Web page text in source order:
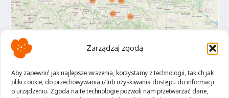
Zarządzaj zgodą
Aby zapewnić jak najlepsze wrażenia, korzystamy z technologii, takich jak
pliki cookie, do przechowywania i/lub uzyskiwania dostępu do informacji
o urządzeniu. Zgoda na te technologie pozwoli nam przetwarzać dane,